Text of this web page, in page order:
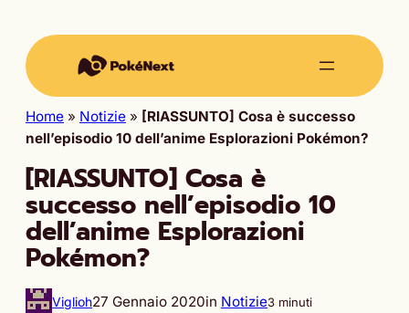
Home » Notizie » [RIASSUNTO] Cosa è successo
nell’episodio 10 dell’anime Esplorazioni Pokémon?
[RIASSUNTO] Cosa è
successo nell’episodio 10
dell’anime Esplorazioni
Pokémon?
Viglioh27 Gennaio 2020in Notizie3 minuti